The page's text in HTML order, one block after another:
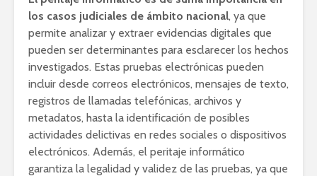
los casos judiciales de ámbito nacional, ya que
permite analizar y extraer evidencias digitales que
pueden ser determinantes para esclarecer los hechos
investigados. Estas pruebas electrónicas pueden
incluir desde correos electrónicos, mensajes de texto,
registros de llamadas telefónicas, archivos y
metadatos, hasta la identificación de posibles
actividades delictivas en redes sociales o dispositivos
electrónicos. Además, el peritaje informático
garantiza la legalidad y validez de las pruebas, ya que